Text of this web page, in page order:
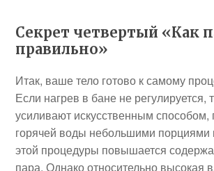
Секрет четвертый «Как
правильно»
Итак, ваше тело готово к самому
Если нагрев в бане не регулируется,
усиливают искусственным способом,
горячей воды небольшими порциями
этой процедуры повышается
пара. Однако относительно высокая